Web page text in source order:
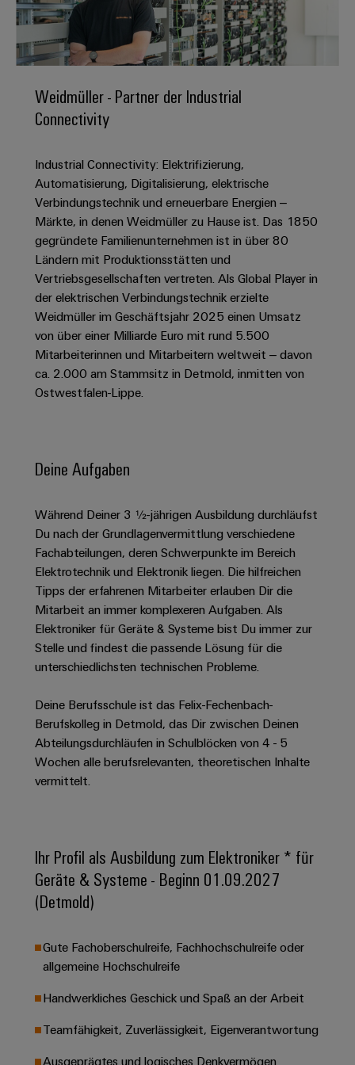
erlebbar
werden.
Datencenter
und
Produkte
für
effizient,
zuverlässig,
skalierbar
Energiespeicher
Lösungen
und
Produkte
Energiespeichersysteme
(ESS)
Energieübertragung
und
-
Sicherheit
für
Gebäudeinfrastruktur
Lösungen
für
die
spezifischen
Anforderungen
in
der
Gebäudeinfrastruktur
Innovative
Verbindungslösungen
Geräte
Konventionelle
bewährte
Energieerzeugung
Maschinenbau
Lösungen
verschiedene
Segmente
der
und
Anschlusstechnologie
DC-
u-
OS
Computing
Industrial
5G
Single
Pair
Ethernet
Schaltschrank-
und
Feldebene
Smart
Building
Smart
Metering
Weidmüller
Configurator
Workplace
Solutions
Systeme
und
Lösungen
Energiemanagement-
Lösungen
IIoT
Automation
Software
Industrial
Analytics
Industrial
Leiterplattenklemmen
Gehäusesysteme
und
komponenten
und
-
komponenten
Anschlussleitungen,
Patchkabel
und
Kabel
SPS
Systemverkabelung
&
Migrationslösungen
Verteilerboxen
Elektronik
Koppelrelais
&
Halbleiterrelais
Trennverstärker
und
Messumformer
Stromversorgungen
Elektronikgehäuse
Blitz-
und
Generatoranschlusskasten
Feldbusverteiler
Automatisierung
&
Software
Steuerungen
Fast
Delivery
Beratung
und
digitale
Planung
easyConnect
-
Ihre
Industrial
Service
Platform
Connectivity
Consulting
Weidmüller
PCB
Connector
Services
Akkreditiertes
Labor
Technischer
Support
Umweltbezogene
Produktkonformität
Technische
Produktkataloge
und
Ersatzteile
Trainings
und
Vertrieb uns
Promotionfahrzeug
Distribution
für
unsere
Partner
Vertrieb
Großhandelssuche
News
Messen
Newsletter
Kundenservice
Webshop
Preisliste
Kataloganforderung
Weidmüller
Zahlen
Fakten
Unser
Nachhaltigkeit
Weidmüller
Academy
People
&
Culture
Compliance
Weidmüller
Welt
|
Länder
Management
Informationen
und
Zertifikate
Unternehmensmeldungen
Fachpressemeldungen
Pressekontakt
Partner
IIoT
and
Partner
Netzwerk
IIoT
and
Stellen
für
Berufserfahrene
Für
Werkstudententätigkeiten
Praktika
Abschlussarbeiten
Neuanfang
für
Studienabbrecher
Offene
Stellen
für
Für
und
Schüler
Ausbildung
Duales
Studium
Schülerpraktika
Karrierewege
Offene
Ausbildungs-
und
Veranstaltungen
Aktuelle
Termine
Workshops
für
Schulklassen
Weidmüller - Partner der Industrial
Connectivity
Industrial Connectivity: Elektrifizierung,
Automatisierung, Digitalisierung, elektrische
Verbindungstechnik und erneuerbare Energien –
Märkte, in denen Weidmüller zu Hause ist. Das 1850
gegründete Familienunternehmen ist in über 80
Ländern mit Produktionsstätten und
Vertriebsgesellschaften vertreten. Als Global Player in
der elektrischen Verbindungstechnik erzielte
Weidmüller im Geschäftsjahr 2025 einen Umsatz
von über einer Milliarde Euro mit rund 5.500
Mitarbeiterinnen und Mitarbeitern weltweit – davon
ca. 2.000 am Stammsitz in Detmold, inmitten von
Ostwestfalen-Lippe.
Deine Aufgaben
Während Deiner 3 ½-jährigen Ausbildung durchläufst
Du nach der Grundlagenvermittlung verschiedene
Fachabteilungen, deren Schwerpunkte im Bereich
Elektrotechnik und Elektronik liegen. Die hilfreichen
Tipps der erfahrenen Mitarbeiter erlauben Dir die
Mitarbeit an immer komplexeren Aufgaben. Als
Elektroniker für Geräte & Systeme bist Du immer zur
Stelle und findest die passende Lösung für die
unterschiedlichsten technischen Probleme.
Deine Berufsschule ist das Felix-Fechenbach-
Berufskolleg in Detmold, das Dir zwischen Deinen
Abteilungsdurchläufen in Schulblöcken von 4 - 5
Wochen alle berufsrelevanten, theoretischen Inhalte
vermittelt.
Ihr Profil als Ausbildung zum Elektroniker * für
Geräte & Systeme - Beginn 01.09.2027
(Detmold)
Gute Fachoberschulreife, Fachhochschulreife oder
allgemeine Hochschulreife
Handwerkliches Geschick und Spaß an der Arbeit
Teamfähigkeit, Zuverlässigkeit, Eigenverantwortung
Ausgeprägtes und logisches Denkvermögen